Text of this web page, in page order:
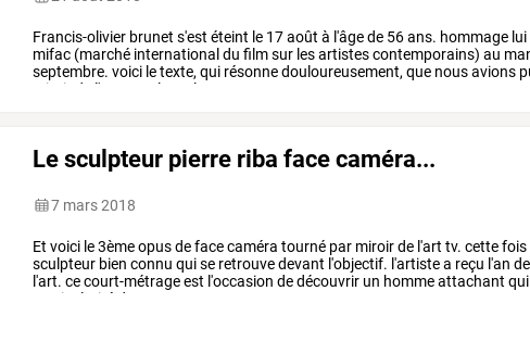
Francis-olivier brunet s'est éteint le 17août à l'âgede 56ans. hommage lui
mifac (marché international du filmsur lesartistescontemporains) au
septembre. voici letexte, qui résonnedouloureusement, que nousavions
miroir
de l'art lequel
Le sculpteur pierre riba face caméra...
7 mars 2018
Et voici le3èmeopusdefacecaméra tourné par miroirde l'art tv. cettefois
sculpteur bien connu quise retrouvedevant l'objectif. l'artistea reçu l'an
l'art. cecourt-métrageest l'occasion dedécouvrir un hommeattachant qui
particularité de